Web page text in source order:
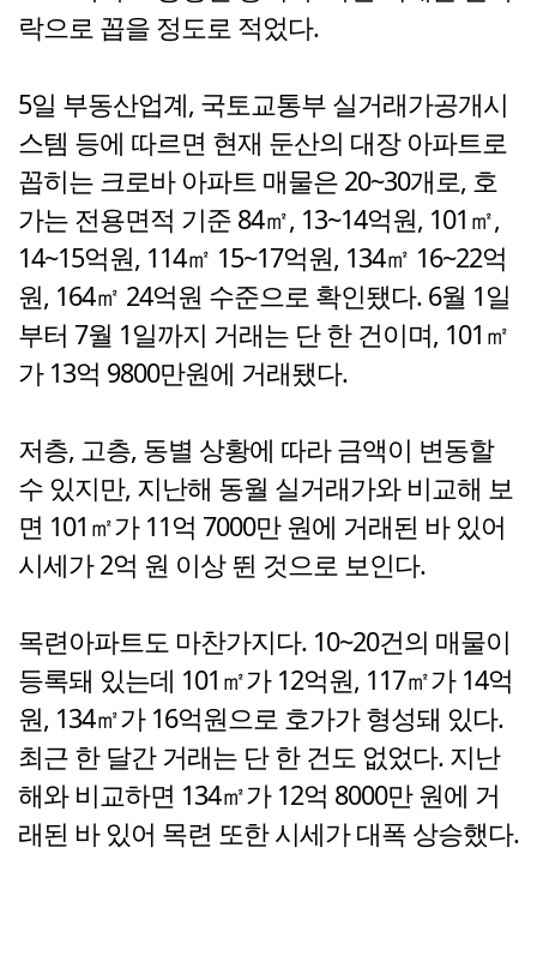
락으로 꼽을 정도로 적었다.
5일 부동산업계, 국토교통부 실거래가공개시
스템 등에 따르면 현재 둔산의 대장 아파트로
꼽히는 크로바 아파트 매물은 20~30개로, 호
가는 전용면적 기준 84㎡, 13~14억원, 101㎡,
14~15억원, 114㎡ 15~17억원, 134㎡ 16~22억
원, 164㎡ 24억원 수준으로 확인됐다. 6월 1일
부터 7월 1일까지 거래는 단 한 건이며, 101㎡
가 13억 9800만원에 거래됐다.
저층, 고층, 동별 상황에 따라 금액이 변동할
수 있지만, 지난해 동월 실거래가와 비교해 보
면 101㎡가 11억 7000만 원에 거래된 바 있어
시세가 2억 원 이상 뛴 것으로 보인다.
목련아파트도 마찬가지다. 10~20건의 매물이
등록돼 있는데 101㎡가 12억원, 117㎡가 14억
원, 134㎡가 16억원으로 호가가 형성돼 있다.
최근 한 달간 거래는 단 한 건도 없었다. 지난
해와 비교하면 134㎡가 12억 8000만 원에 거
래된 바 있어 목련 또한 시세가 대폭 상승했다.